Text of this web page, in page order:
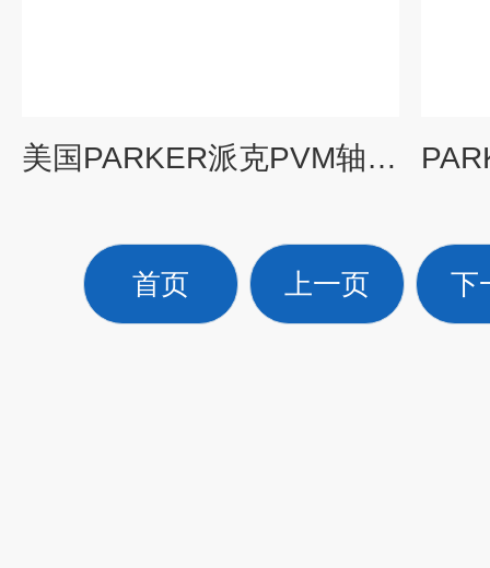
美国PARKER派克PVM轴向柱塞泵上海供应
首页 上一页 下